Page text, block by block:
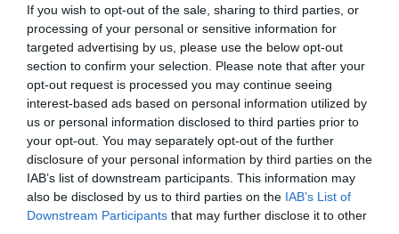
If you wish to opt-out of the sale, sharing to third parties, or
processing of your personal or sensitive information for
targeted advertising by us, please use the below opt-out
section to confirm your selection. Please note that after your
opt-out request is processed you may continue seeing
interest-based ads based on personal information utilized by
us or personal information disclosed to third parties prior to
your opt-out. You may separately opt-out of the further
disclosure of your personal information by third parties on the
IAB’s list of downstream participants. This information may
also be disclosed by us to third parties on the IAB’s List of
Downstream Participants that may further disclose it to other
Ha úgy érzed, hogy jelenlegi pozíciódban stagnálsz, mert a munka
túl könnyű vagy túl alacsony szintű,de nagyobb ambícióid
vannak, akkor is érdemes elkezdeni más cégekhez pályázni. Ha
nem fejleszted magadat, akkor csökken az értéked a piacon. Jobb
ezt megelőzni.
Intő jel az is, ha rossz híre van a cégnek, a szolgáltatásnak,
üzletileg nem sikeres, ha meghatározó, nagy tudású kulcsemberek
Érdemes akkor is elgondolkodni a váltáson, ha